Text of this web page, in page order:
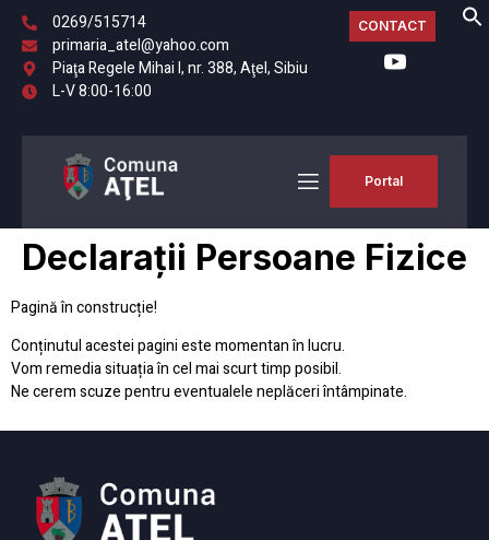
0269/515714
primaria_atel@yahoo.com
Piaţa Regele Mihai I, nr. 388, Aţel, Sibiu
L-V 8:00-16:00
CONTACT
Portal
Declarații Persoane Fizice
Pagină în construcție!
Conținutul acestei pagini este momentan în lucru.
Vom remedia situația în cel mai scurt timp posibil.
Ne cerem scuze pentru eventualele neplăceri întâmpinate.